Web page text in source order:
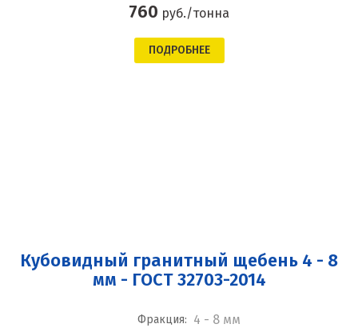
760 руб./тонна
ПОДРОБНЕЕ
Кубовидный гранитный щебень 4 - 8
мм - ГОСТ 32703-2014
Фракция: 4 - 8 мм